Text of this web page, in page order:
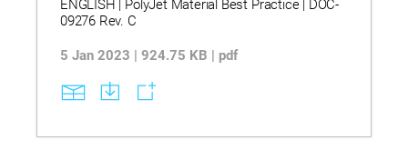
ENGLISH | PolyJet Material Best Practice | DOC-
09276 Rev. C
5 Jan 2023 | 924.75 KB | pdf